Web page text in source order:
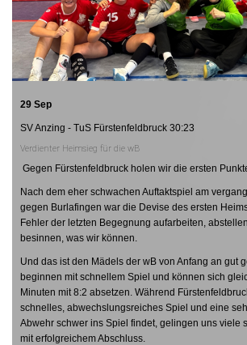
29 Sep
SV Anzing - TuS Fürstenfeldbruck 30:23
Verdienter Heimsieg für die wB
Gegen Fürstenfeldbruck holen wir die ersten
Nach dem eher schwachen Auftaktspiel am
gegen Burlafingen war die Devise des ersten
Fehler der letzten Begegnung aufarbeiten,
besinnen, was wir können.
Und das ist den Mädels der wB von Anfang an gut
beginnen mit schnellem Spiel und können sich
Minuten mit 8:2 absetzen. Während
schnelles, abwechslungsreiches Spiel und eine
Abwehr schwer ins Spiel findet, gelingen uns viele
mit erfolgreichem Abschluss.